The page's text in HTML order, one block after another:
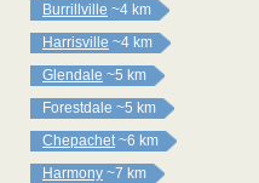
Burrillville ~4 km
Harrisville ~4 km
Glendale ~5 km
Forestdale ~5 km
Chepachet ~6 km
Harmony ~7 km